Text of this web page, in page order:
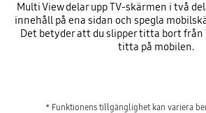
Multi View delar upp TV-skärmen i två
innehåll på ena sidan och spegla
Det betyder att du slipper titta bort från
titta på mobilen.
* Funktionens tillgänglighet kan variera